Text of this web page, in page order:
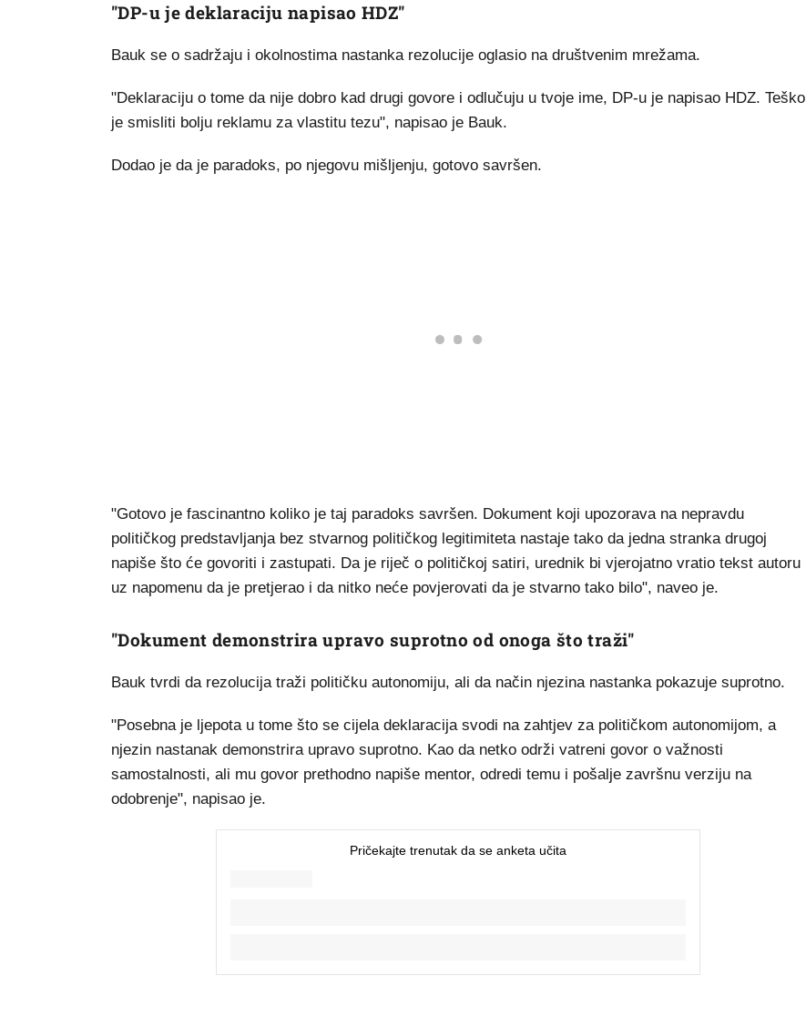
"DP-u je deklaraciju napisao HDZ"
Bauk se o sadržaju i okolnostima nastanka rezolucije oglasio na društvenim mrežama.
"Deklaraciju o tome da nije dobro kad drugi govore i odlučuju u tvoje ime, DP-u je napisao HDZ. Teško
je smisliti bolju reklamu za vlastitu tezu", napisao je Bauk.
Dodao je da je paradoks, po njegovu mišljenju, gotovo savršen.
"Gotovo je fascinantno koliko je taj paradoks savršen. Dokument koji upozorava na nepravdu
političkog predstavljanja bez stvarnog političkog legitimiteta nastaje tako da jedna stranka drugoj
napiše što će govoriti i zastupati. Da je riječ o političkoj satiri, urednik bi vjerojatno vratio tekst autoru
uz napomenu da je pretjerao i da nitko neće povjerovati da je stvarno tako bilo", naveo je.
"Dokument demonstrira upravo suprotno od onoga što traži"
Bauk tvrdi da rezolucija traži političku autonomiju, ali da način njezina nastanka pokazuje suprotno.
"Posebna je ljepota u tome što se cijela deklaracija svodi na zahtjev za političkom autonomijom, a
njezin nastanak demonstrira upravo suprotno. Kao da netko održi vatreni govor o važnosti
samostalnosti, ali mu govor prethodno napiše mentor, odredi temu i pošalje završnu verziju na
odobrenje", napisao je.